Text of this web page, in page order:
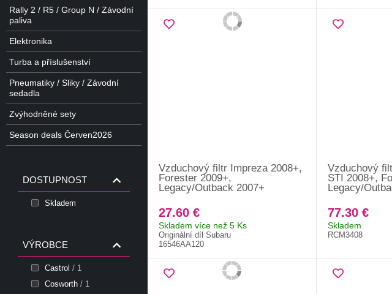
Rally 2 / R5 / Group N / Závodní
paliva
Elektronika
Turba a příslušenství
Pneumatiky / Sliky / Závodní
sedadla
Zvýhodněné sety
Season deals Červen2026
DOSTUPNOST
Skladem
VÝROBCE
Castrol / 1
Cosworth / 1
Vzduchový filtr Impreza 2008+,
Forester 2009+,
Legacy/Outback 2007+
27.60 €
Skladem více než 5 Ks
Originální díl Subaru
16546AA120
Vzduchový
STI 2008+,
Legacy/
77.30 €
Skladem
RCM3408